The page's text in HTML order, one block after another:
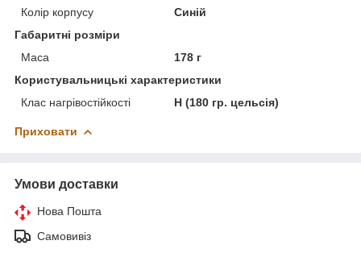
Колір корпусу
Синій
Габаритні розміри
Маса
178 г
Користувальницькі характеристики
Клас нагрівостійкості
Н (180 гр. цельсія)
Приховати
Умови доставки
Нова Пошта
Самовивіз